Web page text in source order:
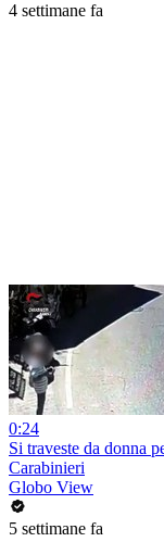
4 settimane fa
0:24
Si traveste da donna
Carabinieri
Globo View
5 settimane fa